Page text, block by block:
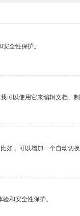
全性保护。
以使用它来编辑文档、
如，可以增加一个自动切
和安全性保护。